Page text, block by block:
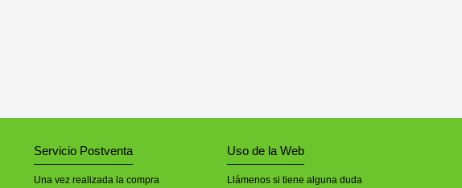
Servicio Postventa
Una vez realizada la compra
Uso de la Web
Llámenos si tiene alguna duda